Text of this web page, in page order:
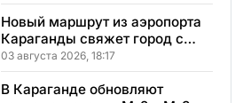
Новый маршрут из аэропорта
Караганды свяжет город с
другими регионами
Казахстана
03 августа 2026, 18:17
В Караганде обновляют